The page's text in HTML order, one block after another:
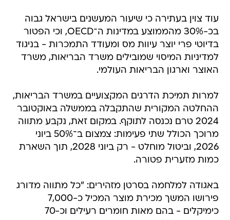
עוד צוין בעתירה כי שיעור המעשנים בישראל גבוה
בכ-30% מהממוצע במדינות ה־OECD, וכי הפטור
בדיוטי פרי יוצר עיוות מס ומעודד התמכרות - בניגוד
למדיניות המיסוי שמובילים משרד הבריאות, משרד
האוצר וארגון הבריאות העולמי.
למרות תמיכת הדרגים המקצועיים במשרד הבריאות,
ההחלטה המקורית שהתקבלה בממשלה באוקטובר
2024 טרם נכנסה לתוקף. במקום זאת, נקבע מתווה
מרוכך הכולל שתי פעימות: צמצום ב־50% ביוני
2026, וביטול מוחלט - רק ביוני 2028, תוך השארת
כמות מזערית פטורה.
באגודה למלחמה בסרטן מזהירים: "כל מתווה מדורג
פירושו המשך מכירת מוצר המכיל כ-7,000
כימיקלים - בהם מאות חומרים רעילים וכ-70